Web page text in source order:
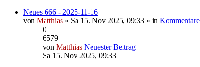
Neues 666 - 2025-11-16
von Matthias » Sa 15. Nov 2025, 09:33 » in Kommentare
0
6579
von Matthias Neuester Beitrag
Sa 15. Nov 2025, 09:33